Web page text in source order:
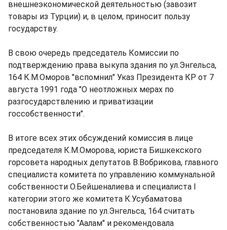
внешнеэкономической деятельностью (завозит
товары из Турции) и, в целом, приносит пользу
государству.
В свою очередь председатель Комиссии по
подтверждению права выкупа здания по ул.Энгельса,
164 К.М.Оморов "вспомнил" Указ Президента КР от 7
августа 1991 года "О неотложных мерах по
разгосударствлению и приватизации
госсобственности".
В итоге всех этих обсуждений комиссия в лице
председателя К.М.Оморова, юриста Бишкекского
горсовета народных депутатов В.Вобрикова, главного
специалиста комитета по управлению коммунальной
собственности О.Бейшеналиева и специалиста I
категории этого же комитета К.Усубаматова
постановила здание по ул.Энгельса, 164 считать
собственностью "Аалам" и рекомендовала